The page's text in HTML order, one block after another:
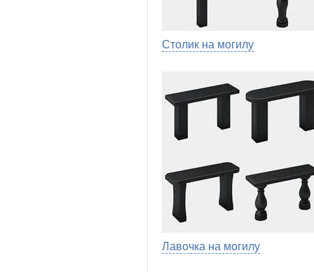
Столик на могилу
Лавочка на могилу